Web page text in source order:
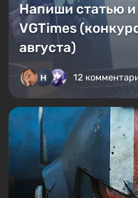
Напиши статью и
VGTimes
августа)
12